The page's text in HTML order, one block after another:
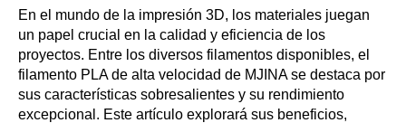
En el mundo de la impresión 3D, los materiales juegan
un papel crucial en la calidad y eficiencia de los
proyectos. Entre los diversos filamentos disponibles, el
filamento PLA de alta velocidad de MJINA se destaca por
sus características sobresalientes y su rendimiento
excepcional. Este artículo explorará sus beneficios,